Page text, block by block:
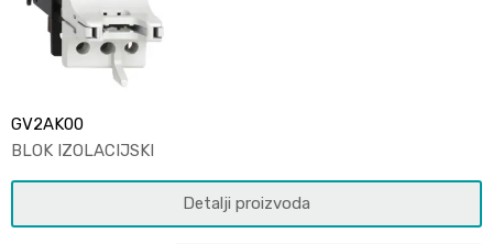
GV2AK00
BLOK IZOLACIJSKI
Detalji proizvoda